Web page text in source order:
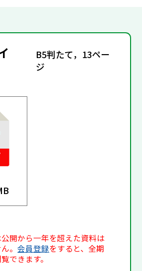
B5判たて，13ペー
ジ
開から一年を超えた資料は
。会員登録をすると、全期
できます。